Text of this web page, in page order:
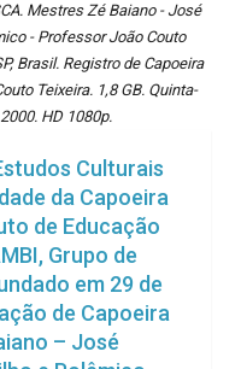
Mestres Zé Baiano - José
- Professor João Couto
Brasil. Registro de Capoeira
Teixeira. 1,8 GB. Quinta-
HD 1080p.
Culturais
da Capoeira
de Educação
Grupo de
em 29 de
de Capoeira
– José